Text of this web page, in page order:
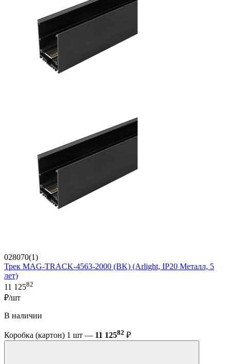
028070(1)
Трек MAG-TRACK-4563-2000 (BK) (Arlight, IP20 Металл, 5
лет)
11 12582
₽/шт
В наличии
Коробка (картон) 1 шт — 11 12582 ₽